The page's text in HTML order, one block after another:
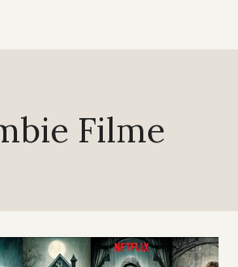
Filme